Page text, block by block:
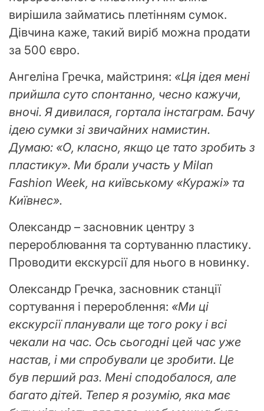
вирішила займатись плетінням сумок.
Дівчина каже, такий виріб можна продати
за 500 євро.
Ангеліна Гречка, майстриня: «Ця ідея мені
прийшла суто спонтанно, чесно кажучи,
вночі. Я дивилася, гортала інстаграм. Бачу
ідею сумки зі звичайних намистин.
Думаю: «О, класно, якщо це тато зробить з
пластику». Ми брали участь у Milan
Fashion Week, на київському «Куражі» та
Київнес».
Олександр – засновник центру з
перероблювання та сортуванню пластику.
Проводити екскурсії для нього в новинку.
Олександр Гречка, засновник станції
сортування і перероблення: «Ми ці
екскурсії планували ще того року і всі
чекали на час. Ось сьогодні цей час уже
настав, і ми спробували це зробити. Це
був перший раз. Мені сподобалося, але
багато дітей. Тепер я розумію, яка має